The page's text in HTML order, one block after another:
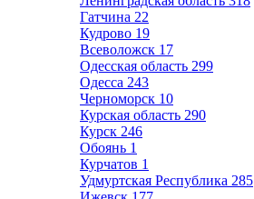
Гатчина 22
Кудрово 19
Всеволожск 17
Одесская область 299
Одесса 243
Черноморск 10
Курская область 290
Курск 246
Обоянь 1
Курчатов 1
Удмуртская Республика 285